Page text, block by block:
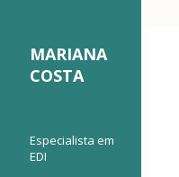
MARIANA
COSTA
Especialista em
EDI